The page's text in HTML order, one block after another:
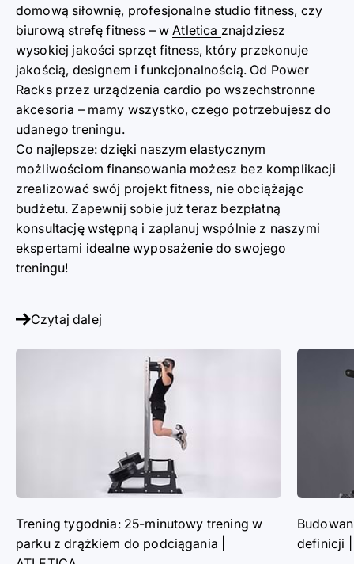
domową siłownię, profesjonalne studio fitness, czy
biurową strefę fitness – w Atletica znajdziesz
wysokiej jakości sprzęt fitness, który przekonuje
jakością, designem i funkcjonalnością. Od Power
Racksprzez urządzenia cardio po wszechstronne
akcesoria – mamy wszystko, czego potrzebujesz do
udanego treningu.
Co najlepsze: dzięki naszymelastycznym
możliwościom finansowania możesz bez komplikacji
zrealizować swój projekt fitness, nie obciążając
budżetu. Zapewnij sobie już teraz bezpłatną
konsultację wstępną i zaplanuj wspólnie z naszymi
ekspertami idealne wyposażenie do swojego
treningu!
Czytaj dalej
Trening tygodnia: 25-minutowy trening w
parku z drążkiem do podciągania |
definicji |